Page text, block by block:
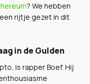
? We hebben
rijtje gezet in dit
in de Gulden
is rapper Boef. Hij